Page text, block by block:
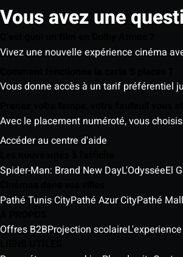
Vous avez une
Vivez une nouvelle expérience cinéma
Vous donne accès à un tarif préférentiel
Avec le placement numéroté, vous
Accéder au centre d'aide
Spider-Man: Brand New DayL'Odyssée
Pathé Tunis CityPathé Azur CityPathé
Offres B2BProjection scolaire